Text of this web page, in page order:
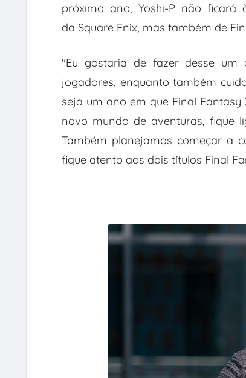
próximo ano, Yoshi-P não
da Square Enix, mas também de
"Eu gostaria de fazer desse
jogadores, enquanto também
seja um ano em que Final
novo mundo de aventuras, fique
Também planejamos começar a
fique atento aos dois títulos Final